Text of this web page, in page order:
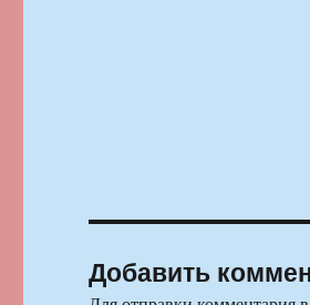
Добавить